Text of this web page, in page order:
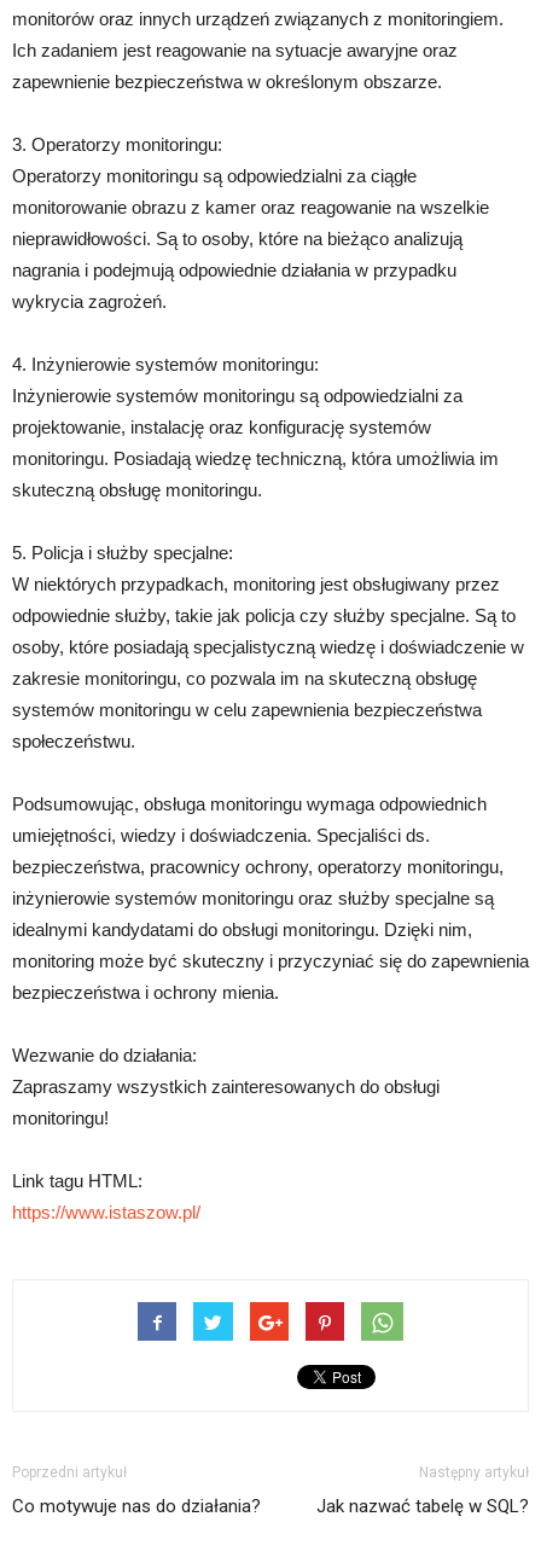
monitorów oraz innych urządzeń związanych z monitoringiem.
Ich zadaniem jest reagowanie na sytuacje awaryjne oraz
zapewnienie bezpieczeństwa w określonym obszarze.
3. Operatorzy monitoringu:
Operatorzy monitoringu są odpowiedzialni za ciągłe
monitorowanie obrazu z kamer oraz reagowanie na wszelkie
nieprawidłowości. Są to osoby, które na bieżąco analizują
nagrania i podejmują odpowiednie działania w przypadku
wykrycia zagrożeń.
4. Inżynierowie systemów monitoringu:
Inżynierowie systemów monitoringu są odpowiedzialni za
projektowanie, instalację oraz konfigurację systemów
monitoringu. Posiadają wiedzę techniczną, która umożliwia im
skuteczną obsługę monitoringu.
5. Policja i służby specjalne:
W niektórych przypadkach, monitoring jest obsługiwany przez
odpowiednie służby, takie jak policja czy służby specjalne. Są to
osoby, które posiadają specjalistyczną wiedzę i doświadczenie w
zakresie monitoringu, co pozwala im na skuteczną obsługę
systemów monitoringu w celu zapewnienia bezpieczeństwa
społeczeństwu.
Podsumowując, obsługa monitoringu wymaga odpowiednich
umiejętności, wiedzy i doświadczenia. Specjaliści ds.
bezpieczeństwa, pracownicy ochrony, operatorzy monitoringu,
inżynierowie systemów monitoringu oraz służby specjalne są
idealnymi kandydatami do obsługi monitoringu. Dzięki nim,
monitoring może być skuteczny i przyczyniać się do zapewnienia
bezpieczeństwa i ochrony mienia.
Wezwanie do działania:
Zapraszamy wszystkich zainteresowanych do obsługi
monitoringu!
Link tagu HTML:
https://www.istaszow.pl/
Poprzedni artykuł
Co motywuje nas do działania?
Następny artykuł
Jak nazwać tabelę w SQL?